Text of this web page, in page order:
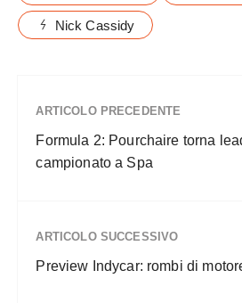
Nick Cassidy
ARTICOLO PRECEDENTE
Formula 2: Pourchaire torna
campionato a Spa
ARTICOLO SUCCESSIVO
Preview Indycar: rombi di